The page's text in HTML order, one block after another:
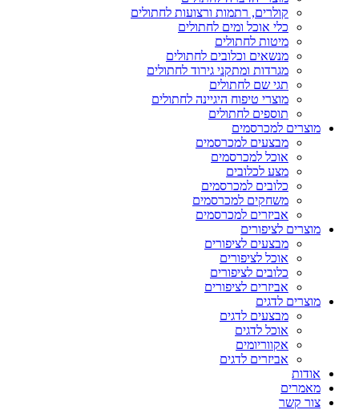
קולרים, רתמות ורצועות לחתולים
כלי אוכל ומים לחתולים
מיטות לחתולים
מנשאים וכלובים לחתולים
מגרדות ומתקני גירוד לחתולים
תגי שם לחתולים
מוצרי טיפוח היגיינה לחתולים
תוספים לחתולים
מוצרים למכרסמים
מבצעים למכרסמים
אוכל למכרסמים
מצע לכלובים
כלובים למכרסמים
משחקים למכרסמים
אביזרים למכרסמים
מוצרים לציפורים
מבצעים לציפורים
אוכל לציפורים
כלובים לציפורים
אביזרים לציפורים
מוצרים לדגים
מבצעים לדגים
אוכל לדגים
אקווריומים
אביזרים לדגים
אודות
מאמרים
צור קשר